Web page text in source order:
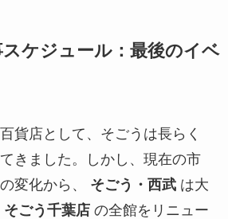
ケジュール：最後のイベ
貨店として、そごうは長らく
きました。しかし、現在の市
変化から、 そごう・西武は大
そごう千葉店の全館をリニュー